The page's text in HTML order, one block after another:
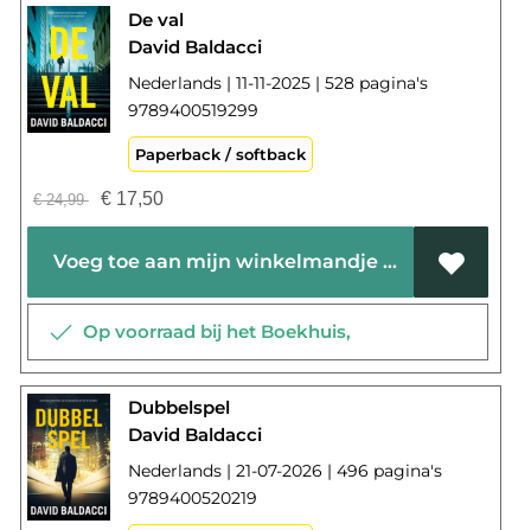
De val
David Baldacci
Nederlands | 11-11-2025 | 528 pagina's
9789400519299
Paperback / softback
€24,99 €17,50
Voeg toe aan mijn winkelmandje
Op voorraad bij het Boekhuis,
Dubbelspel
David Baldacci
Nederlands | 21-07-2026 | 496 pagina's
9789400520219